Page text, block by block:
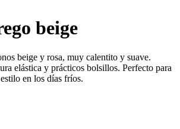
beige
beige y rosa, muy calentito y suave.
elástica y prácticos bolsillos. Perfecto para
en los días fríos.